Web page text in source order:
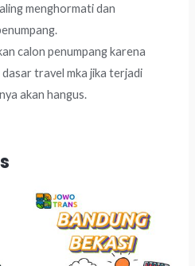
menghormati dan
calon penumpang karena
travel mka jika terjadi
akan hangus.